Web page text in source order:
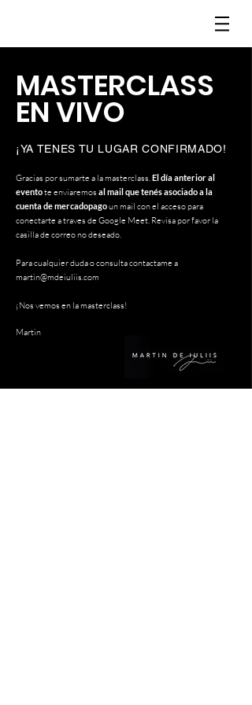
MASTERCLASS
EN VIVO
¡YA TENES TU LUGAR CONFIRMADO!
Gracias por sumarte a la masterclass.El día anterior al
eventote enviaremosal mail que tenés asociado a la
cuenta de mercadopagoun mail con el acceso para
conectarte a traves de Google Meet. Revisa por favor la
casilla de correo no deseado.
Para cualquier duda o consulta contactame a
martin@mdeiuliis.com
¡Nos vemos en la masterclass!
Martin